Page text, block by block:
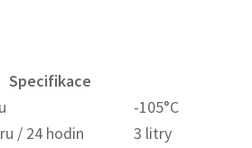
Specifikace
-105°C
/ 24 hodin
3 litry